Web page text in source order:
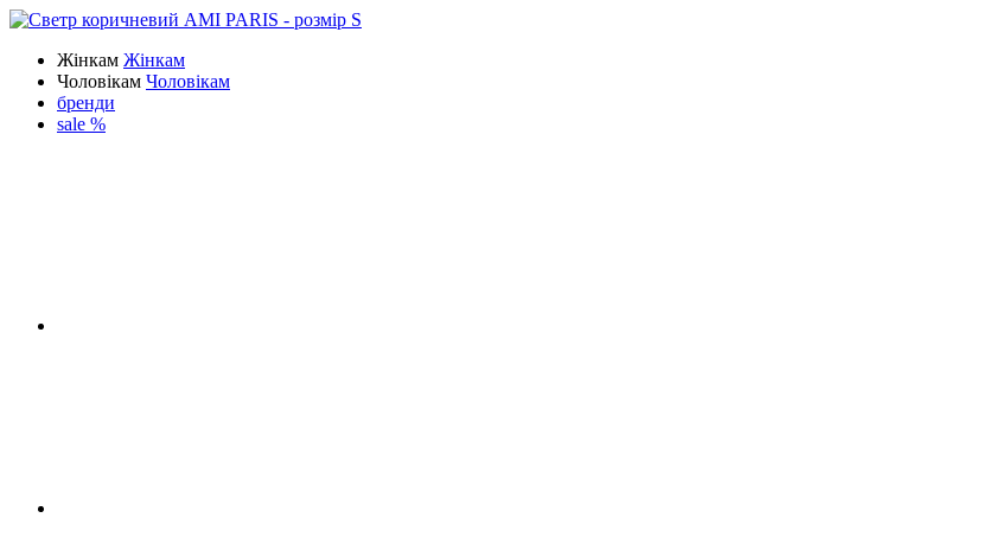
Жінкам Жінкам
Чоловікам Чоловікам
бренди
sale %